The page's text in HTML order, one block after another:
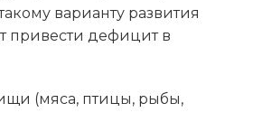
варианту развития
привести дефицит в
(мяса, птицы, рыбы,